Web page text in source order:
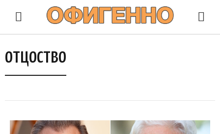
отцоство